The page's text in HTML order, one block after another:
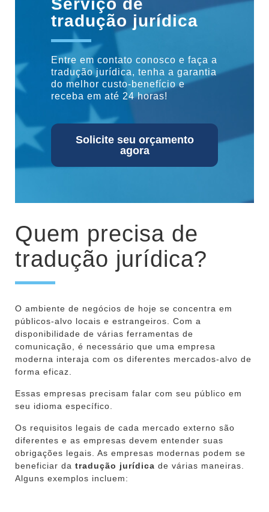
Serviço de
tradução jurídica
Entre em contato conosco e faça a
tradução jurídica, tenha a garantia
do melhor custo-benefício e
receba em até 24 horas!
Solicite seu orçamento
agora
Quem precisa de
tradução jurídica?
O ambiente de negócios de hoje se concentra em
públicos-alvo locais e estrangeiros. Com a
disponibilidade de várias ferramentas de
comunicação, é necessário que uma empresa
moderna interaja com os diferentes mercados-alvo de
forma eficaz.
Essas empresas precisam falar com seu público em
seu idioma específico.
Os requisitos legais de cada mercado externo são
diferentes e as empresas devem entender suas
obrigações legais. As empresas modernas podem se
beneficiar da tradução jurídica de várias maneiras.
Alguns exemplos incluem: